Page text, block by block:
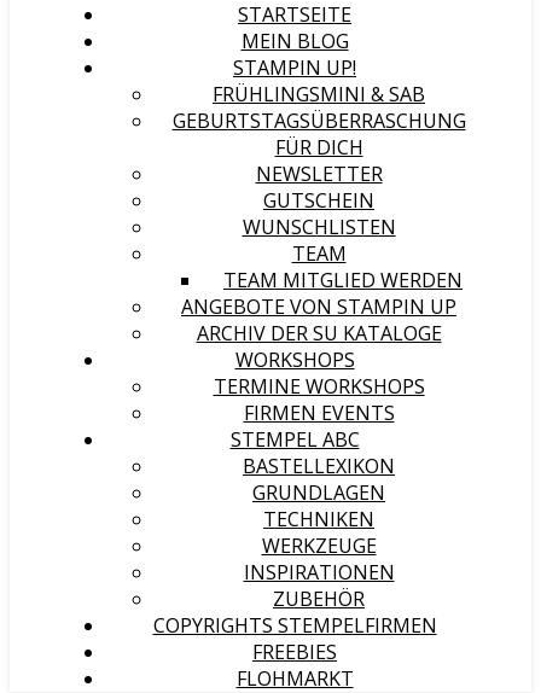
STARTSEITE
MEIN BLOG
STAMPIN UP!
FRÜHLINGSMINI & SAB
GEBURTSTAGSÜBERRASCHUNG
FÜR DICH
NEWSLETTER
GUTSCHEIN
WUNSCHLISTEN
TEAM
TEAM MITGLIED WERDEN
ANGEBOTE VON STAMPIN UP
ARCHIV DER SU KATALOGE
WORKSHOPS
TERMINE WORKSHOPS
FIRMEN EVENTS
STEMPEL ABC
BASTELLEXIKON
GRUNDLAGEN
TECHNIKEN
WERKZEUGE
INSPIRATIONEN
ZUBEHÖR
COPYRIGHTS STEMPELFIRMEN
FREEBIES
FLOHMARKT